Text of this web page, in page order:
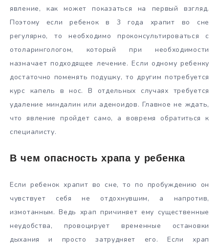
явление, как может показаться на первый взгляд.
Поэтому если ребенок в 3 года храпит во сне
регулярно, то необходимо проконсультироваться с
отоларингологом, который при необходимости
назначает подходящее лечение. Если одному ребенку
достаточно поменять подушку, то другим потребуется
курс капель в нос. В отдельных случаях требуется
удаление миндалин или аденоидов. Главное не ждать,
что явление пройдет само, а вовремя обратиться к
специалисту.
В чем опасность храпа у ребенка
Если ребенок храпит во сне, то по пробуждению он
чувствует себя не отдохнувшим, а напротив,
измотанным. Ведь храп причиняет ему существенные
неудобства, провоцирует временные остановки
дыхания и просто затрудняет его. Если храп